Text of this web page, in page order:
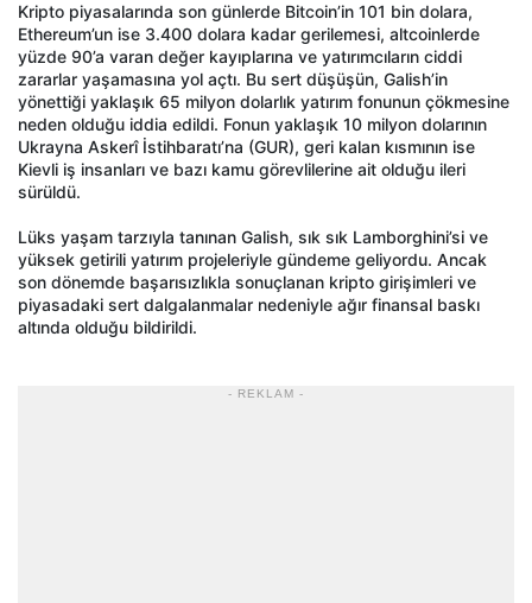
Kripto piyasalarında son günlerde Bitcoin’in 101 bin dolara,
Ethereum’un ise 3.400 dolara kadar gerilemesi, altcoinlerde
yüzde 90’a varan değer kayıplarına ve yatırımcıların ciddi
zararlar yaşamasına yol açtı. Bu sert düşüşün, Galish’in
yönettiği yaklaşık 65 milyon dolarlık yatırım fonunun çökmesine
neden olduğu iddia edildi. Fonun yaklaşık 10 milyon dolarının
Ukrayna Askerî İstihbaratı’na (GUR), geri kalan kısmının ise
Kievli iş insanları ve bazı kamu görevlilerine ait olduğu ileri
sürüldü.
Lüks yaşam tarzıyla tanınan Galish, sık sık Lamborghini’si ve
yüksek getirili yatırım projeleriyle gündeme geliyordu. Ancak
son dönemde başarısızlıkla sonuçlanan kripto girişimleri ve
piyasadaki sert dalgalanmalar nedeniyle ağır finansal baskı
altında olduğu bildirildi.
- REKLAM -